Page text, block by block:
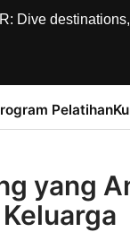
Dive
Pelatihan
yang